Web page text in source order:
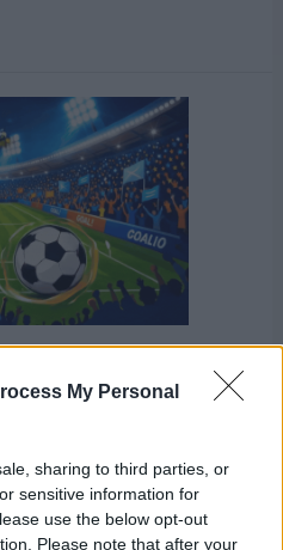
My Personal
sharing to third parties, or
sensitive information for
use the below opt-out
Please note that after your